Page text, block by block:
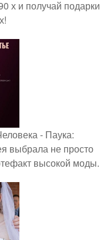
х и получай подарки
- Паука:
выбрала не просто
высокой моды.